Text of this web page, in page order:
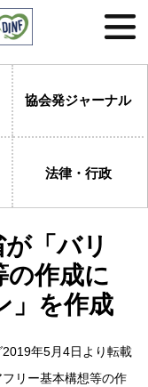
協会発ジャーナル
法律・行政
が「バリ
の作成に
」を作成
2019年5月4日より転載
リー基本構想等の作